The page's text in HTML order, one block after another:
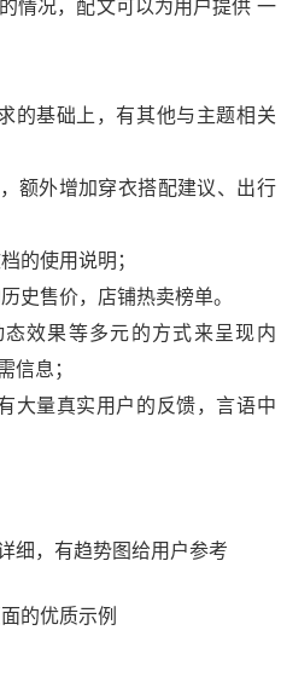
情况，配文可以为用户提供 一
的基础上，有其他与主题相关
外增加穿衣搭配建议、出行
使用说明；
售价，店铺热卖榜单。
态效果等多元的方式来呈现内
信息；
大量真实用户的反馈，言语中
细，有趋势图给用户参考
的优质示例